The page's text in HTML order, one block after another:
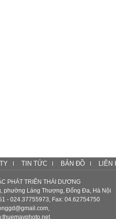
TIN TỨC BẢN ĐỒ LIÊN
PHÁT TRIỂN THÁI DƯƠNG
phường Láng Thượng, Đống Đa, Hà Nội
- 024.37755973, Fax: 04.62754750